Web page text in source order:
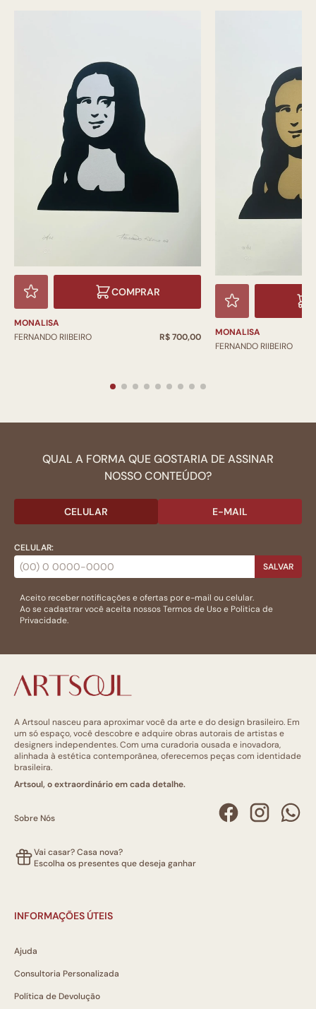
COMPRAR
MONALISA
FERNANDO RIIBEIRO
R$ 700,00
MONALISA
FERNANDO RIIBEIRO
QUAL A FORMA QUE GOSTARIA DE ASSINAR
NOSSO CONTEÚDO?
CELULAR E-MAIL
CELULAR:
SALVAR
Aceito receber notificações e ofertas por e-mail ou celular.
Ao se cadastrar você aceita nossosTermos de Usoe Politica de
Privacidade.
A Artsoul nasceu para aproximar você da arte e do design brasileiro. Em
um só espaço, você descobre e adquire obras autorais de artistas e
designers independentes. Com uma curadoria ousada e inovadora,
alinhada à estética contemporânea, oferecemos peças com identidade
brasileira.
Artsoul, o extraordinário em cada detalhe.
Sobre Nós
Vai casar? Casa nova?
Escolha os presentes que deseja ganhar
INFORMAÇÕES ÚTEIS
Ajuda
Consultoria Personalizada
Política de Devolução